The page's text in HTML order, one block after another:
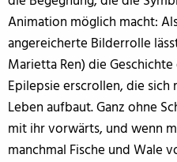
Animation möglich macht:
angereicherte Bilderrolle
Marietta Ren) die
Epilepsie erscrollen, die
Leben aufbaut. Ganz ohne
mit ihr vorwärts, und wenn
manchmal Fische und Wale